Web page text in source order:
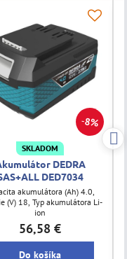
8%
SKLADOM
DEDRA
DED7034
akumulátora (Ah) 4.0,
(V) 18, Typ akumulátora Li-
ion
56,58 €
Do košíka